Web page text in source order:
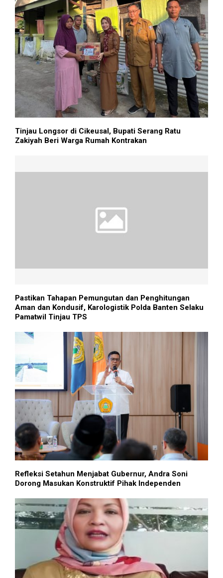
Tinjau Longsor di Cikeusal, Bupati Serang Ratu
Zakiyah Beri Warga Rumah Kontrakan
Pastikan Tahapan Pemungutan dan Penghitungan
Aman dan Kondusif, Karologistik Polda Banten Selaku
Pamatwil Tinjau TPS
Refleksi Setahun Menjabat Gubernur, Andra Soni
Dorong Masukan Konstruktif Pihak Independen